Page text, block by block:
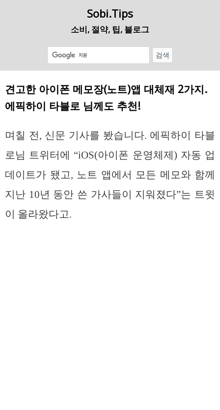
Sobi.Tips
소비, 절약, 팁, 블로그
견고한 아이폰 메모장(노트)앱 대체재 2가지.
에픽하이 타블로 님께도 추천!
며칠 전, 신문 기사를 봤습니다. 에픽하이 타블
로님 트위터에 “iOS(아이폰 운영체제) 자동 업
데이트가 됐고, 노트 앱에서 모든 메모와 함께
지난 10년 동안 쓴 가사들이 지워졌다”는 트윗
이 올라왔다고.